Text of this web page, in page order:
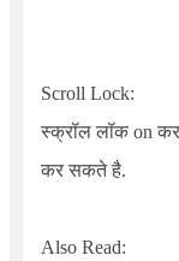
Scroll Lock:
स्क्रॉल लॉक on
कर सकते है.
Also Read: